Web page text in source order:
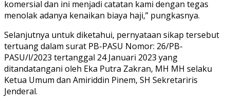
komersial dan ini menjadi catatan kami dengan tegas
menolak adanya kenaikan biaya haji,” pungkasnya.
Selanjutnya untuk diketahui, pernyataan sikap tersebut
tertuang dalam surat PB-PASU Nomor: 26/PB-
PASU/l/2023 tertanggal 24 Januari 2023 yang
ditandatangani oleh Eka Putra Zakran, MH MH selaku
Ketua Umum dan Amiriddin Pinem, SH Sekretariris
Jenderal.